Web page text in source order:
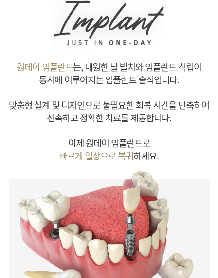
원데이 임플란트는, 내원한 날 발치와 임플란트 식립이
동시에 이루어지는 임플란트 술식입니다.
맞춤형 설계 및 디자인으로 불필요한 회복 시간을 단축하여
신속하고 정확한 치료를 제공합니다.
이제 원데이 임플란트로
빠르게 일상으로 복귀하세요.